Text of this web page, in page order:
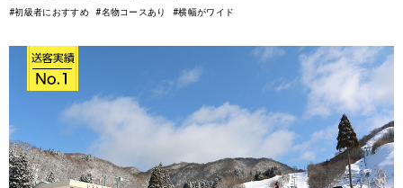
#初級者におすすめ #名物コースあり #横幅がワイド